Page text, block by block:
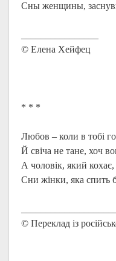
Сны женщины,
© Елена Хейфец
* * *
Любов – коли в тобі
Й свіча не тане, хоч
А чоловік, який кохає,
Сни жінки, яка спить
© Переклад із